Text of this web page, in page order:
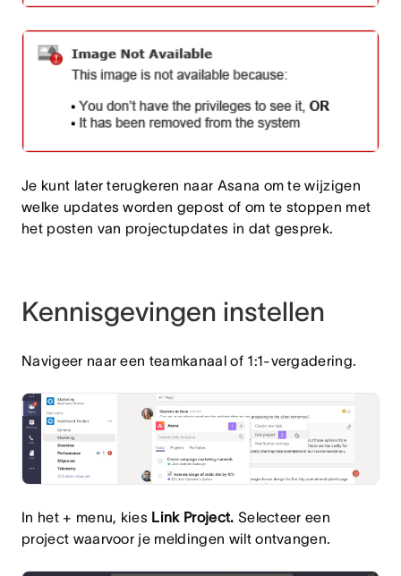
Je kunt later terugkeren naar Asana om te wijzigen
welke updates worden gepost of om te stoppen met
het posten van projectupdates in dat gesprek.
Kennisgevingen instellen
Navigeer naar een teamkanaal of 1:1-vergadering.
In het + menu, kies Link Project. Selecteer een
project waarvoor je meldingen wilt ontvangen.